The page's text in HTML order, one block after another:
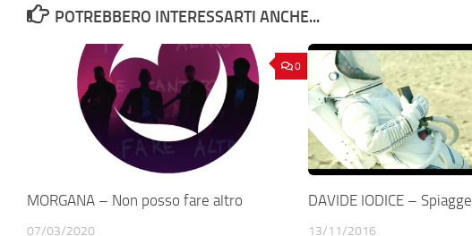
POTREBBERO INTERESSARTI ANCHE...
0
MORGANA – Non posso fare altro
07/03/2020
DAVIDE IODICE – Spiagge
13/11/2016